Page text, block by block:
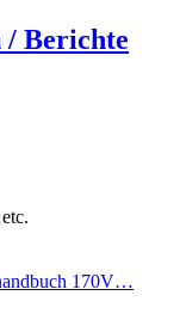
/ Berichte
170V…